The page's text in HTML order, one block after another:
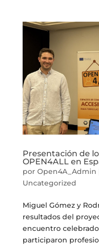
Presentación de
OPEN4ALL en
por Open4A_Admin
Uncategorized
Miguel Gómez y
resultados del
encuentro
participaron